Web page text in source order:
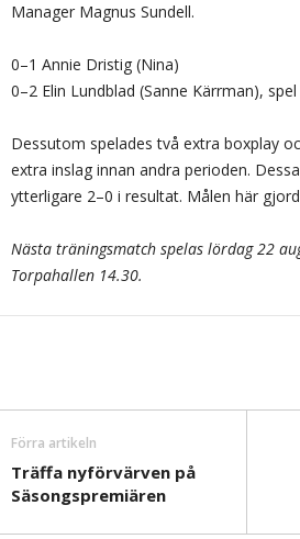
Manager Magnus Sundell.
0–1 Annie Dristig (Nina)
0–2 Elin Lundblad (Sanne Kärrman),
Dessutom spelades två extra boxplay
extra inslag innan andra perioden.
ytterligare 2–0 i resultat. Målen här
Nästa träningsmatch spelas lördag 22
Torpahallen 14.30.
Förra artikeln
Träffa nyförvärven på
Säsongspremiären